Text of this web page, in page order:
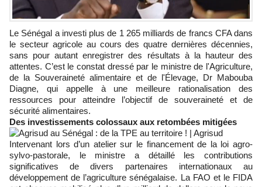
Le Sénégal a investi plus de 1 265 milliards de francs CFA dans
le secteur agricole au cours des quatre dernières décennies,
sans pour autant enregistrer des résultats à la hauteur des
attentes. C’est le constat dressé par le ministre de l'Agriculture,
de la Souveraineté alimentaire et de l'Élevage, Dr Mabouba
Diagne, qui appelle à une meilleure rationalisation des
ressources pour atteindre l’objectif de souveraineté et de
sécurité alimentaires.
Des investissements colossaux aux retombées mitigées
Intervenant lors d’un atelier sur le financement de la loi agro-
sylvo-pastorale, le ministre a détaillé les contributions
significatives de divers partenaires internationaux au
développement de l’agriculture sénégalaise. La FAO et le FIDA